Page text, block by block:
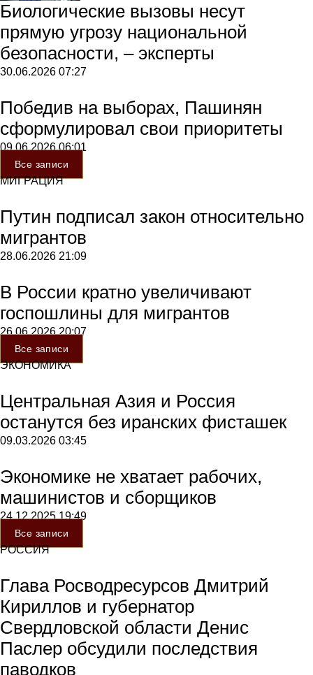
Биологические вызовы несут
прямую угрозу национальной
безопасности, – эксперты
30.06.2026 07:27
Победив на выборах, Пашинян
сформулировал свои приоритеты
09.06.202606:01
Все записи
МИГРАЦИЯ
Путин подписал закон относительно
мигрантов
28.06.2026 21:09
В России кратно увеличивают
госпошлины для мигрантов
26.06.202620:07
Все записи
ЭКОНОМИКА
Центральная Азия и Россия
останутся без иранских фисташек
09.03.2026 03:45
Экономике не хватает рабочих,
машинистов и сборщиков
24.12.202519:49
Все записи
РОССИЯ
Глава Росводресурсов Дмитрий
Кириллов и губернатор
Свердловской области Денис
Паслер обсудили последствия
паводков